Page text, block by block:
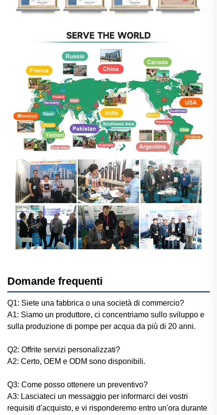
Domande frequenti
Q1: Siete una fabbrica o una società di commercio?
A1: Siamo un produttore, ci concentriamo sullo sviluppo e
sulla produzione di pompe per acqua da più di 20 anni.
Q2: Offrite servizi personalizzati?
A2: Certo, OEM e ODM sono disponibili.
Q3: Come posso ottenere un preventivo?
A3: Lasciateci un messaggio per informarci dei vostri
requisiti d'acquisto, e vi risponderemo entro un'ora durante